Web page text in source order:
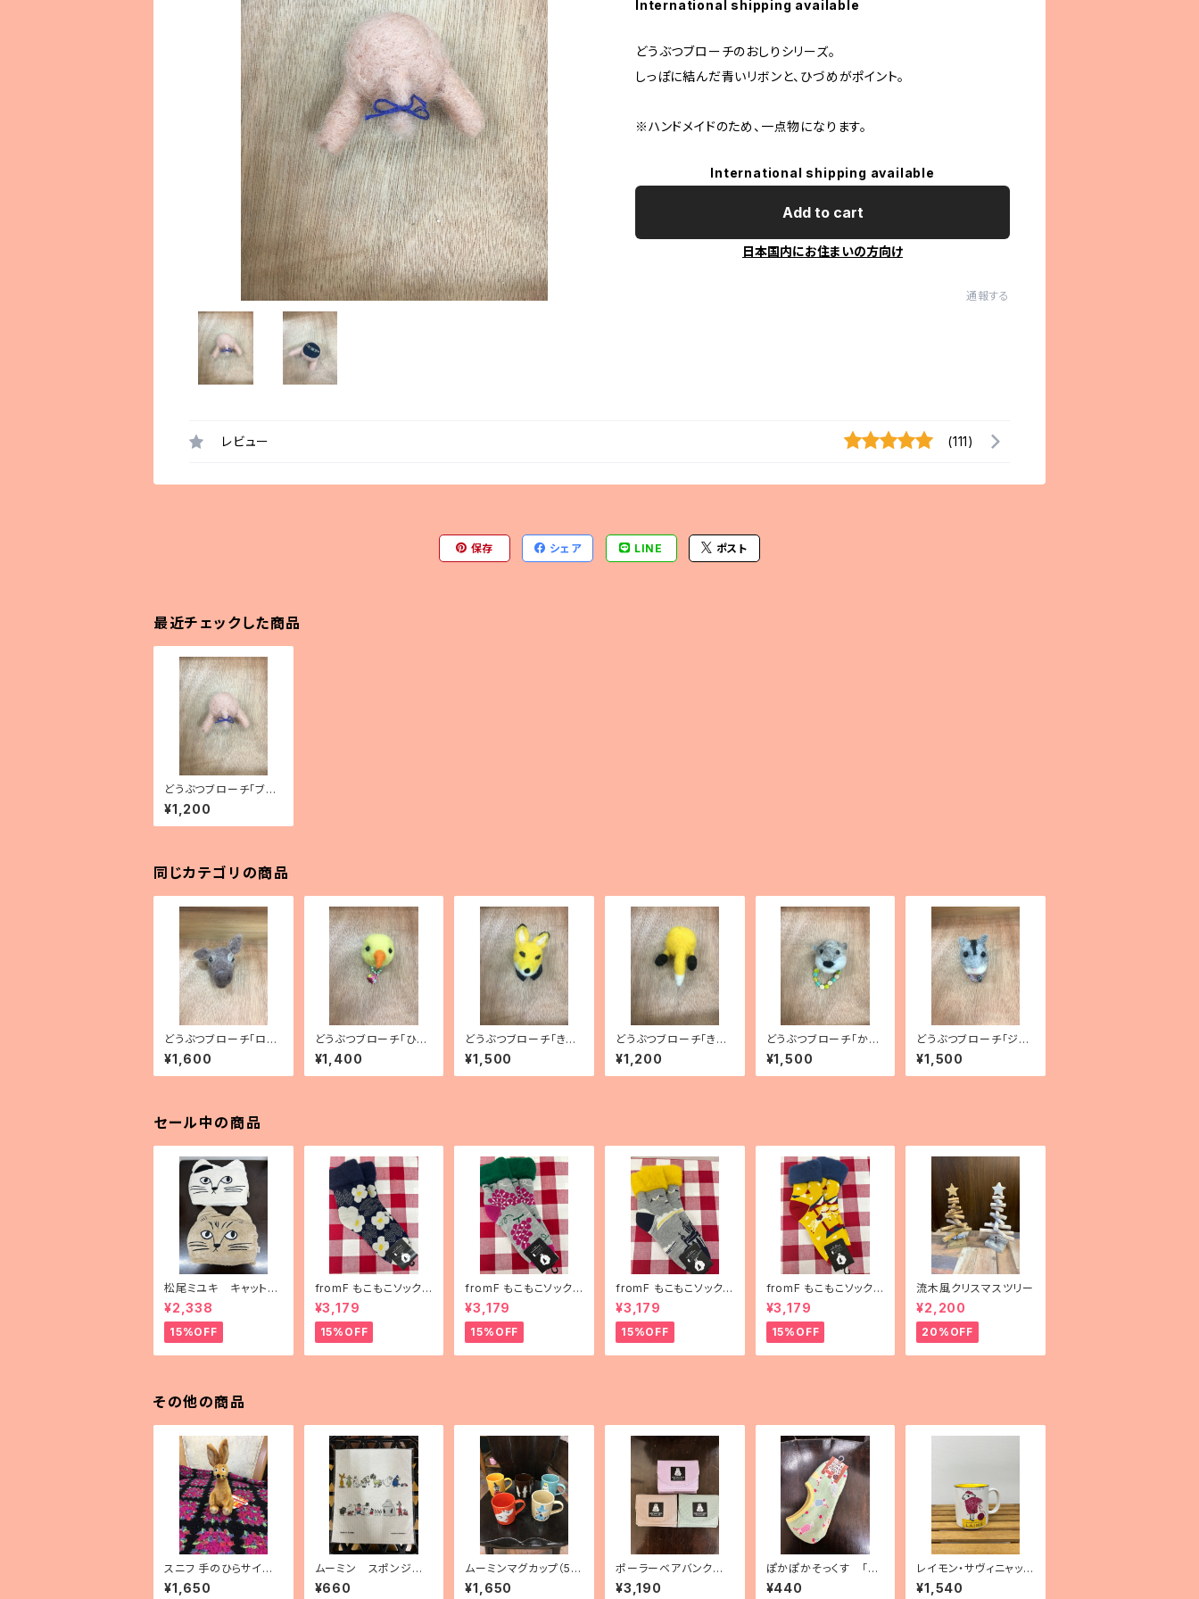
International shipping available
どうぶつブローチのおしりシリーズ。
しっぽに結んだ青いリボンと、ひづめがポイント。
※ハンドメイドのため、一点物になります。
International shipping available
Add to cart
日本国内にお住まいの方向け
通報する
レビュー (111)
保存 シェア LINE ポスト
最近チェックした商品
どうぶつブローチ「ブタ
のおしり」
¥1,200
同じカテゴリの商品
どうぶつブローチ「ロ
バ」
¥1,600
どうぶつブローチ「ひよ
こ」
¥1,400
どうぶつブローチ「きつ
ね」
¥1,500
どうぶつブローチ「きつ
ねのおしり」
¥1,200
どうぶつブローチ「かわ
うそ」
¥1,500
どうぶつブローチ「ジャ
ンガリアンハムスター」
¥1,500
セール中の商品
松尾ミユキ キャットフ
ェイスブランケット
¥2,338
15%OFF
fromF もこもこソックス
「kukkapuutarha（花
畑）」
¥3,179
15%OFF
fromF もこもこソックス
「hedelmä（果物）」
¥3,179
15%OFF
fromF もこもこソックス
「Helsinki（ヘルシン
キ）」
¥3,179
15%OFF
fromF もこもこソックス
「karuselli（メリーゴー
ランド）」
¥3,179
15%OFF
流木風クリスマスツリー
¥2,200
20%OFF
その他の商品
スニフ 手のひらサイズ
ぬいぐるみ
¥1,650
ムーミン スポンジワ
イプ 「ムーミンオンラ
イン」
¥660
ムーミンマグカップ（5
種）
¥1,650
ポーラーベアバンク
三つ折りミニ財布
¥3,190
ぽかぽかそっくす 「ク
リームソーダ」くるぶし
丈
¥440
レイモン・サヴィニャッ
ク マグカップ「毛糸の1
5日間」
¥1,540